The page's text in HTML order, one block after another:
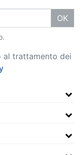
OK
al trattamento dei